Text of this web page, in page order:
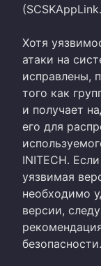
Хотя
атаки на
исправлены,
того как
и получает
его для
INITECH.
уязвимая
необходимо
версии,
безопасности.